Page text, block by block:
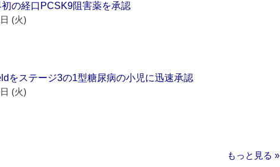
の経口PCSK9阻害薬を承認
(火)
をステージ3の1型糖尿病の小児に迅速承認
(火)
もっと見る »